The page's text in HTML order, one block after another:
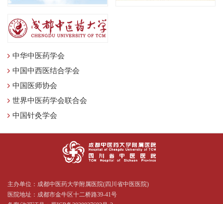
中华中医药学会
中国中西医结合学会
中国医师协会
世界中医药学会联合会
中国针灸学会
主办单位：成都中医药大学附属医院(四川省中医医院)
医院地址：成都市金牛区十二桥路39-41号